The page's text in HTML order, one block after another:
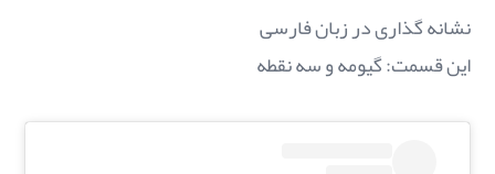
نشانه گذاری در زبان فارسی
این قسمت: گیومه و سه نقطه